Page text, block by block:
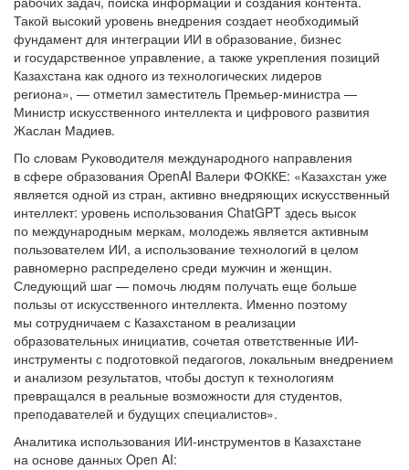
Такой высокий уровень внедрения создает необходимый
фундамент для интеграции ИИ в образование, бизнес
и государственное управление, а также укрепления позиций
Казахстана как одного из технологических лидеров
региона», — отметил заместитель Премьер-министра —
Министр искусственного интеллекта и цифрового развития
Жаслан Мадиев.
По словам Руководителя международного направления
в сфере образования OpenAI Валери ФОККЕ: «Казахстан уже
является одной из стран, активно внедряющих искусственный
интеллект: уровень использования ChatGPT здесь высок
по международным меркам, молодежь является активным
пользователем ИИ, а использование технологий в целом
равномерно распределено среди мужчин и женщин.
Следующий шаг — помочь людям получать еще больше
пользы от искусственного интеллекта. Именно поэтому
мы сотрудничаем с Казахстаном в реализации
образовательных инициатив, сочетая ответственные ИИ-
инструменты с подготовкой педагогов, локальным внедрением
и анализом результатов, чтобы доступ к технологиям
превращался в реальные возможности для студентов,
преподавателей и будущих специалистов».
Аналитика использования ИИ-инструментов в Казахстане
на основе данных Open AI: